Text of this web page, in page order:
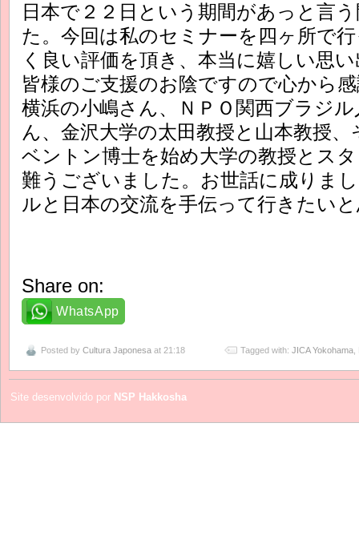
日本で２２日という期間があっと言
た。今回は私のセミナーを四ヶ所で
く良い評価を頂き、本当に嬉しい思
皆様のご支援のお陰ですので心から
横浜の小嶋さん、ＮＰＯ関西ブラジ
ん、金沢大学の太田教授と山本教授
ベントン博士を始め大学の教授とス
難うございました。お世話に成りま
ルと日本の交流を手伝って行きたい
Share on:
WhatsApp
Posted by Cultura Japonesa at 21:18 Tagged with: JICA Yokohama
Site desenvolvido por NSP Hakkosha